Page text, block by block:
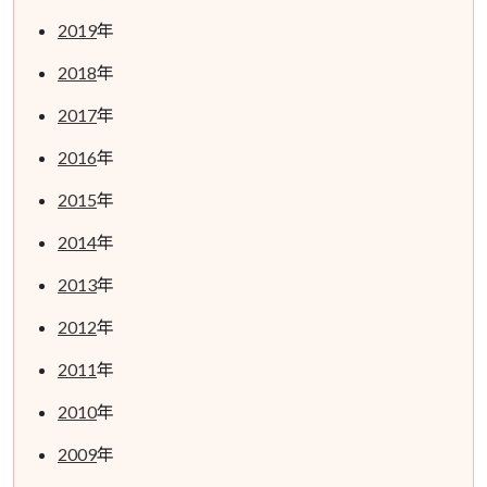
2019年
2018年
2017年
2016年
2015年
2014年
2013年
2012年
2011年
2010年
2009年